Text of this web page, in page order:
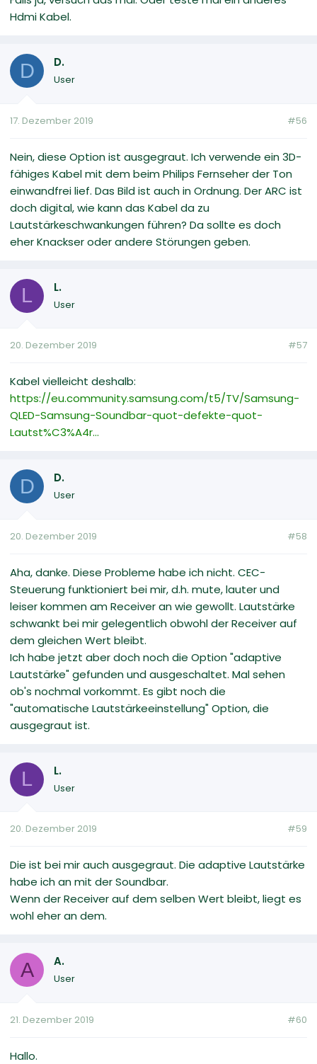
Hdmi Kabel.
D D.
User
17. Dezember 2019 #56
Nein, diese Option ist ausgegraut. Ich verwende ein 3D-
fähiges Kabel mit dem beim Philips Fernseher der Ton
einwandfrei lief. Das Bild ist auch in Ordnung. Der ARC ist
doch digital, wie kann das Kabel da zu
Lautstärkeschwankungen führen? Da sollte es doch
eher Knackser oder andere Störungen geben.
L L.
User
20. Dezember 2019 #57
Kabel vielleicht deshalb:
https://eu.community.samsung.com/t5/TV/Samsung-
QLED-Samsung-Soundbar-quot-defekte-quot-
Lautst%C3%A4r...
D D.
User
20. Dezember 2019 #58
Aha, danke. Diese Probleme habe ich nicht. CEC-
Steuerung funktioniert bei mir, d.h. mute, lauter und
leiser kommen am Receiver an wie gewollt. Lautstärke
schwankt bei mir gelegentlich obwohl der Receiver auf
dem gleichen Wert bleibt.
Ich habe jetzt aber doch noch die Option "adaptive
Lautstärke" gefunden und ausgeschaltet. Mal sehen
ob's nochmal vorkommt. Es gibt noch die
"automatische Lautstärkeeinstellung" Option, die
ausgegraut ist.
L L.
User
20. Dezember 2019 #59
Die ist bei mir auch ausgegraut. Die adaptive Lautstärke
habe ich an mit der Soundbar.
Wenn der Receiver auf dem selben Wert bleibt, liegt es
wohl eher an dem.
A A.
User
21. Dezember 2019 #60
Hallo.